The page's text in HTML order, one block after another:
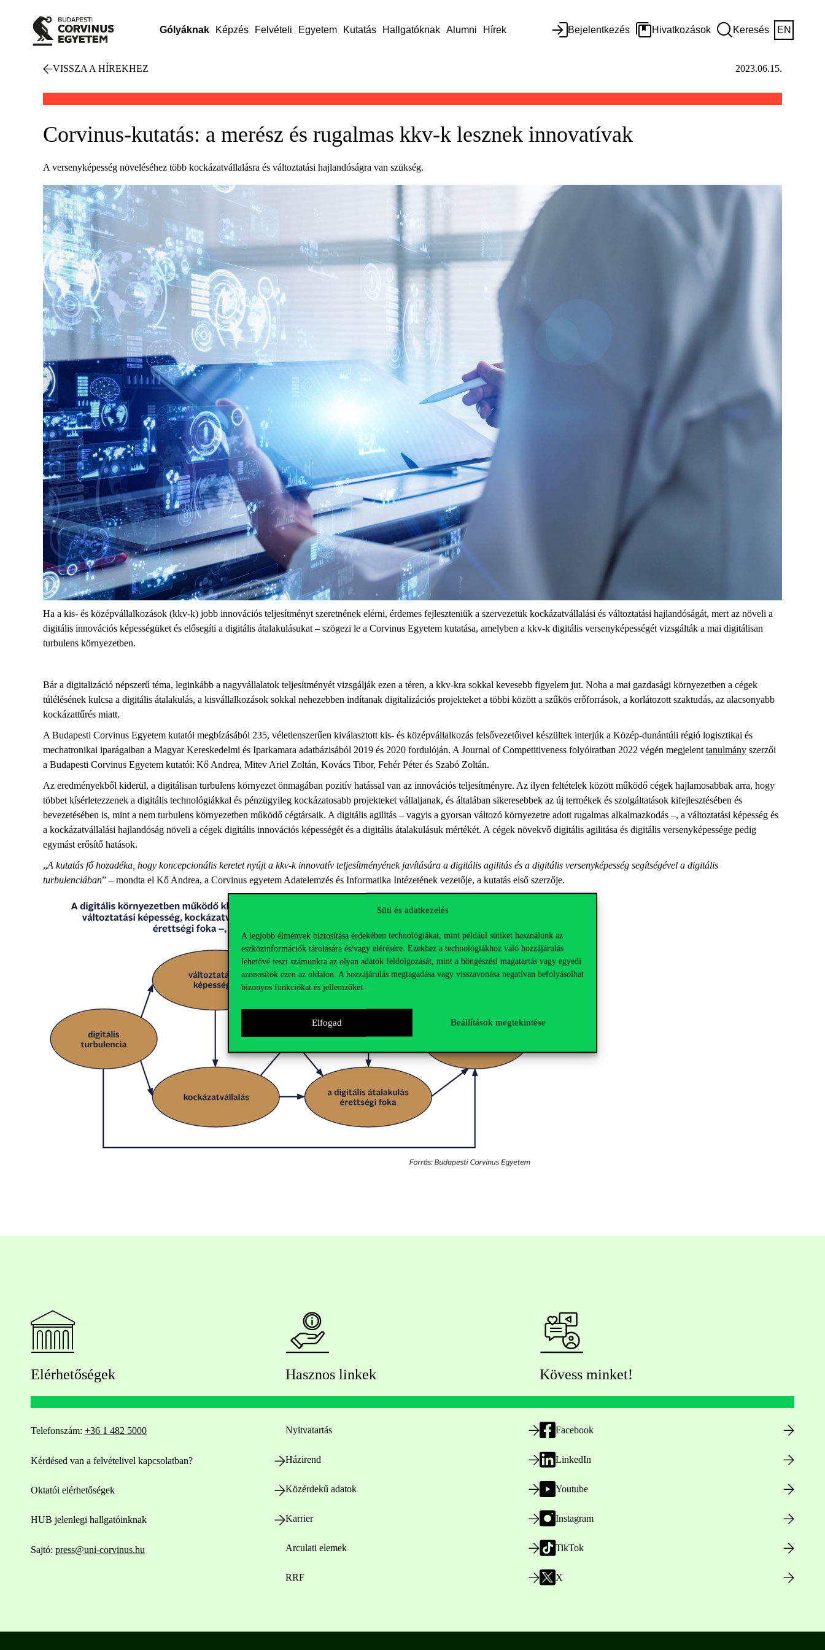
Süti és adatkezelés
A legjobb élmények biztosítása érdekében technológiákat, mint például sütiket használunk az
eszközinformációk tárolására és/vagy elérésére. Ezekhez a technológiákhoz való hozzájárulás
lehetővé teszi számunkra az olyan adatok feldolgozását, mint a böngészési magatartás vagy egyedi
azonosítók ezen az oldalon. A hozzájárulás megtagadása vagy visszavonása negatívan befolyásolhat
bizonyos funkciókat és jellemzőket.
Elfogad Beállítások megtekintése
Gólyáknak Képzés Felvételi Egyetem Kutatás Hallgatóknak Alumni Hírek Bejelentkezés Hivatkozások Keresés EN
VISSZA A HÍREKHEZ 2023.06.15.
Corvinus-kutatás: a merész és rugalmas kkv-k lesznek innovatívak
A versenyképesség növeléséhez több kockázatvállalásra és változtatási hajlandóságra van szükség.
Ha a kis- és középvállalkozások (kkv-k) jobb innovációs teljesítményt szeretnének elérni, érdemes fejleszteniük a szervezetük kockázatvállalási és változtatási hajlandóságát, mert az növeli a
digitális innovációs képességüket és elősegíti a digitális átalakulásukat – szögezi le a Corvinus Egyetem kutatása, amelyben a kkv-k digitális versenyképességét vizsgálták a mai digitálisan
turbulens környezetben.
Bár a digitalizáció népszerű téma, leginkább a nagyvállalatok teljesítményét vizsgálják ezen a téren, a kkv-kra sokkal kevesebb figyelem jut. Noha a mai gazdasági környezetben a cégek
túlélésének kulcsa a digitális átalakulás, a kisvállalkozások sokkal nehezebben indítanak digitalizációs projekteket a többi között a szűkös erőforrások, a korlátozott szaktudás, az alacsonyabb
kockázattűrés miatt.
A Budapesti Corvinus Egyetem kutatói megbízásából 235, véletlenszerűen kiválasztott kis- és középvállalkozás felsővezetőivel készültek interjúk a Közép-dunántúli régió logisztikai és
mechatronikai iparágaiban a Magyar Kereskedelmi és Iparkamara adatbázisából 2019 és 2020 fordulóján. A Journal of Competitiveness folyóiratban 2022 végén megjelent tanulmány szerzői
a Budapesti Corvinus Egyetem kutatói: Kő Andrea, Mitev Ariel Zoltán, Kovács Tibor, Fehér Péter és Szabó Zoltán.
Az eredményekből kiderül, a digitálisan turbulens környezet önmagában pozitív hatással van az innovációs teljesítményre. Az ilyen feltételek között működő cégek hajlamosabbak arra, hogy
többet kísérletezzenek a digitális technológiákkal és pénzügyileg kockázatosabb projekteket vállaljanak, és általában sikeresebbek az új termékek és szolgáltatások kifejlesztésében és
bevezetésében is, mint a nem turbulens környezetben működő cégtársaik. A digitális agilitás – vagyis a gyorsan változó környezetre adott rugalmas alkalmazkodás –, a változtatási képesség és
a kockázatvállalási hajlandóság növeli a cégek digitális innovációs képességét és a digitális átalakulásuk mértékét. A cégek növekvő digitális agilitása és digitális versenyképessége pedig
egymást erősítő hatások.
„A kutatás fő hozadéka, hogy koncepcionális keretet nyújt a kkv-k innovatív teljesítményének javítására a digitális agilitás és a digitális versenyképesség segítségével a digitális
turbulenciában” – mondta el Kő Andrea, a Corvinus egyetem Adatelemzés és Informatika Intézetének vezetője, a kutatás első szerzője.
Elérhetőségek
Telefonszám: +36 1 482 5000
Kérdésed van a felvételivel kapcsolatban?
Oktatói elérhetőségek
HUB jelenlegi hallgatóinknak
Sajtó: press@uni-corvinus.hu
Hasznos linkek
Nyitvatartás
Házirend
Közérdekű adatok
Karrier
Arculati elemek
RRF
Kövess minket!
Facebook
LinkedIn
Youtube
Instagram
TikTok
X